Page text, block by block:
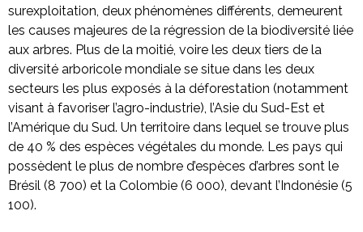
surexploitation, deux phénomènes différents, demeurent
les causes majeures de la régression de la biodiversité liée
aux arbres. Plus de la moitié, voire les deux tiers de la
diversité arboricole mondiale se situe dans les deux
secteurs les plus exposés à la déforestation (notamment
visant à favoriser l’agro-industrie), l’Asie du Sud-Est et
l’Amérique du Sud. Un territoire dans lequel se trouve plus
de 40 % des espèces végétales du monde. Les pays qui
possèdent le plus de nombre d’espèces d’arbres sont le
Brésil (8 700) et la Colombie (6 000), devant l’Indonésie (5
100).